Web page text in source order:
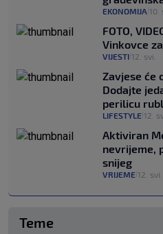
EKONOMIJA 10.
FOTO,
Vinkovce
VIJESTI 12. svi.
Zavjese će
Dodajte
perilicu
LIFESTYLE 12.
Aktiviran
nevrijeme,
snijeg
VRIJEME 12. svi.
Teme